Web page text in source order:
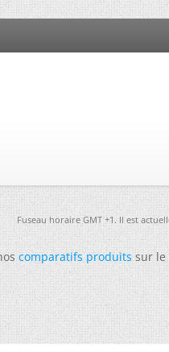
Fuseau horaire GMT +1. Il est
comparatifs produitssur le